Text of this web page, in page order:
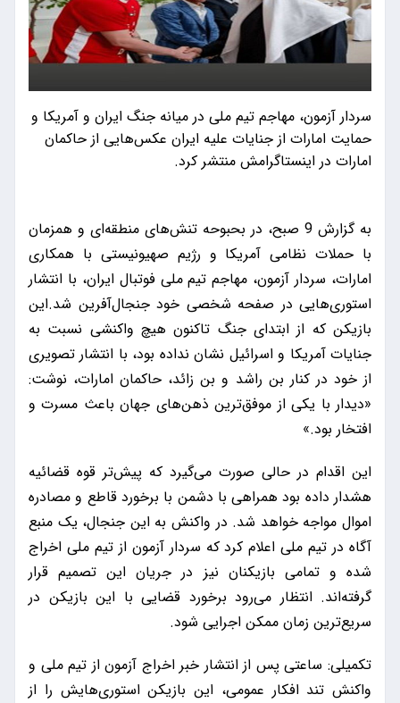
سردار آزمون، مهاجم تیم ملی در میانه جنگ ایران و آمریکا و
حمایت امارات از جنایات علیه ایران عکس‌هایی از حاکمان
امارات در اینستاگرامش منتشر کرد.
به گزارش 9 صبح، در بحبوحه تنش‌های منطقه‌ای و همزمان
با حملات نظامی آمریکا و رژیم صهیونیستی با همکاری
امارات، سردار آزمون، مهاجم تیم ملی فوتبال ایران، با انتشار
استوری‌هایی در صفحه شخصی خود جنجال‌آفرین شد.این
بازیکن که از ابتدای جنگ تاکنون هیچ واکنشی نسبت به
جنایات آمریکا و اسرائیل نشان نداده بود، با انتشار تصویری
از خود در کنار بن راشد و بن زائد، حاکمان امارات، نوشت:
«دیدار با یکی از موفق‌ترین ذهن‌های جهان باعث مسرت و
افتخار بود.»
این اقدام در حالی صورت می‌گیرد که پیش‌تر قوه قضائیه
هشدار داده بود همراهی با دشمن با برخورد قاطع و مصادره
اموال مواجه خواهد شد. در واکنش به این جنجال، یک منبع
آگاه در تیم ملی اعلام کرد که سردار آزمون از تیم ملی اخراج
شده و تمامی بازیکنان نیز در جریان این تصمیم قرار
گرفته‌اند. انتظار می‌رود برخورد قضایی با این بازیکن در
سریع‌ترین زمان ممکن اجرایی شود.
تکمیلی: ساعتی پس از انتشار خبر اخراج آزمون از تیم ملی و
واکنش تند افکار عمومی، این بازیکن استوری‌هایش را از